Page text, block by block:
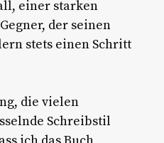
einer starken
der seinen
stets einen Schritt
die vielen
Schreibstil